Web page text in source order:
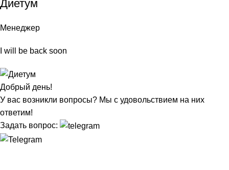
Диетум
Менеджер
I will be back soon
Добрый день!
У вас возникли вопросы? Мы с удовольствием на них
ответим!
Задать вопрос: